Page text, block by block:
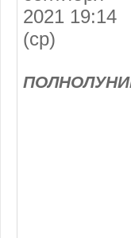
2021 19:14
(ср)